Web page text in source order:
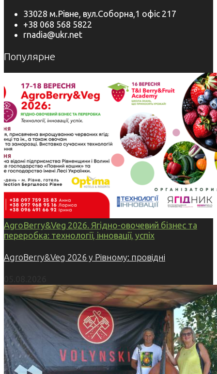
33028 м.Рівне, вул.Соборна,1 офіс 217
+38 068 568 5822
rnadia@ukr.net
Популярне
AgroBerry&Veg 2026. Ягідно-овочевий бізнес та
переробка: технології, інновації, успіх
AgroBerry&Veg 2026 у Рівному: провідні